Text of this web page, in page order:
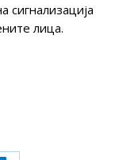
сигнализација
лица.